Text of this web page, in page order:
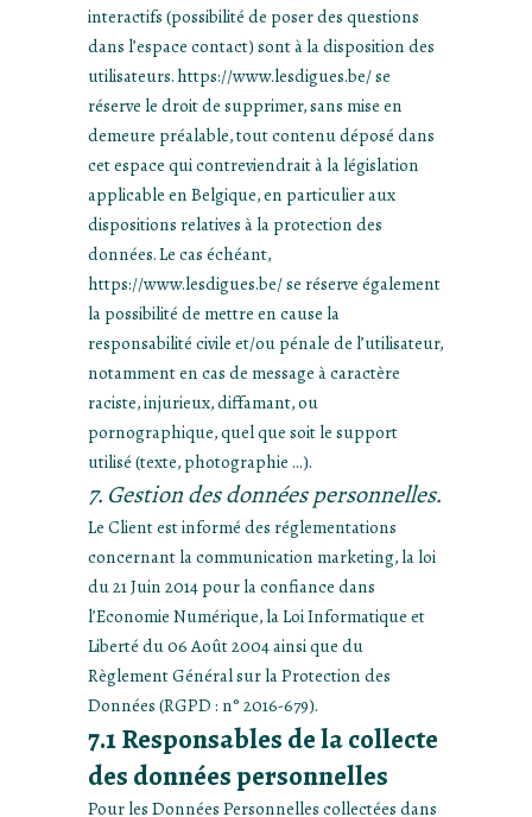
interactifs (possibilité de poser des questions
dans l’espace contact) sont à la disposition des
utilisateurs. https://www.lesdigues.be/ se
réserve le droit de supprimer, sans mise en
demeure préalable, tout contenu déposé dans
cet espace qui contreviendrait à la législation
applicable en Belgique, en particulier aux
dispositions relatives à la protection des
données. Le cas échéant,
https://www.lesdigues.be/ se réserve également
la possibilité de mettre en cause la
responsabilité civile et/ou pénale de l’utilisateur,
notamment en cas de message à caractère
raciste, injurieux, diffamant, ou
pornographique, quel que soit le support
utilisé (texte, photographie …).
7. Gestion des données personnelles.
Le Client est informé des réglementations
concernant la communication marketing, la loi
du 21 Juin 2014 pour la confiance dans
l’Economie Numérique, la Loi Informatique et
Liberté du 06 Août 2004 ainsi que du
Règlement Général sur la Protection des
Données (RGPD : n° 2016-679).
7.1 Responsables de la collecte
des données personnelles
Pour les Données Personnelles collectées dans